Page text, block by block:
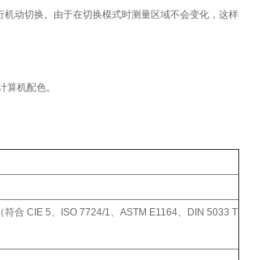
动切换。由于在切换模式时测量区域不会变化，这样
机配色。
合 CIE 5、ISO 7724/1、ASTM E1164、DIN 5033 T